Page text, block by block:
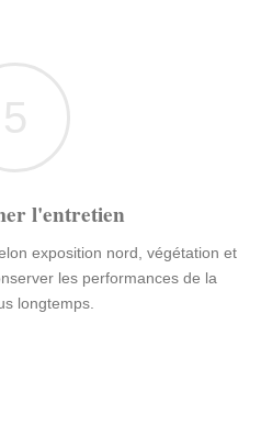
5
l'entretien
exposition nord, végétation et
les performances de la
longtemps.